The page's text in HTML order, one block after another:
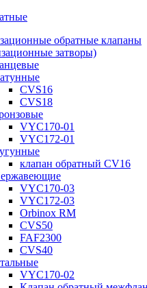
обратные клапаны
затворы)
CVS16
CVS18
VYC170-01
VYC172-01
клапан обратный CV16
VYC170-03
VYC172-03
Orbinox RM
CVS50
FAF2300
CVS40
VYC170-02